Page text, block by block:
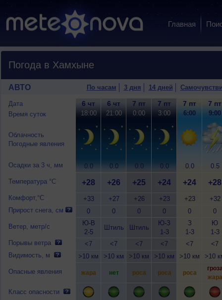
Главная
Погода в Хамхыне
АВТО По часам 3 дня 14 дней
Дата
Время суток
Облачность
Погодные явления
Осадки за 3 ч, мм
Температура °C
Комфорт,°C
Прирост снега, см
Ветер, метр/с
Порывы ветра
Видимость, м
Опасные явления
Класс опасности
6 чт
18:00
0.0
+28
+33
0
Ю-В
2-5
<7
>10 км
жара
6 чт
21:00
0.0
+26
+27
0
Штиль
<7
>10 км
нет
7 пт
0:00
0.0
+25
+26
0
Штиль
<7
>10 км
роса
7 пт
3:00
0.0
+24
+23
0
Ю-З
1-3
<7
>10 км
роса
7 пт
6:00
0.0
+24
+23
0
З
1-3
<7
>10 км
роса
7 пт
9:00
0.5
+28
+32
0
Ю
1-3
<7
>10
жара